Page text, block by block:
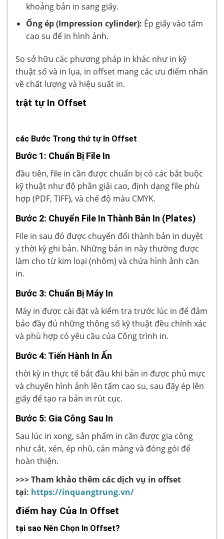
khoảng bản in sang giấy.
Ống ép (Impression cylinder): Ép giấy vào tấm
cao su để in hình ảnh.
So sở hữu các phương pháp in khác như in kỹ
thuật số và in lụa, in offset mang các ưu điểm nhấn
về chất lượng và hiệu suất in.
trật tự In Offset
các Bước Trong thứ tự In Offset
Bước 1: Chuẩn Bị File In
đầu tiên, file in cần được chuẩn bị có các bắt buộc
kỹ thuật như độ phân giải cao, định dạng file phù
hợp (PDF, TIFF), và chế độ màu CMYK.
Bước 2: Chuyển File In Thành Bản In (Plates)
File in sau đó được chuyển đổi thành bản in duyệt
y thời kỳ ghi bản. Những bản in này thường được
làm cho từ kim loại (nhôm) và chứa hình ảnh cần
in.
Bước 3: Chuẩn Bị Máy In
Máy in được cài đặt và kiểm tra trước lúc in để đảm
bảo đầy đủ những thông số kỹ thuật đều chính xác
và phù hợp có yêu cầu của Công trình in.
Bước 4: Tiến Hành In Ấn
thời kỳ in thực tế bắt đầu khi bản in được phủ mực
và chuyển hình ảnh lên tấm cao su, sau đấy ép lên
giấy để tạo ra bản in rút cục.
Bước 5: Gia Công Sau In
Sau lúc in xong, sản phẩm in cần được gia công
như cắt, xén, ép nhũ, cán màng và đóng gói để
hoàn thiện.
>>> Tham khảo thêm các dịch vụ in offset
tại: https://inquangtrung.vn/
điểm hay Của In Offset
tại sao Nên Chọn In Offset?